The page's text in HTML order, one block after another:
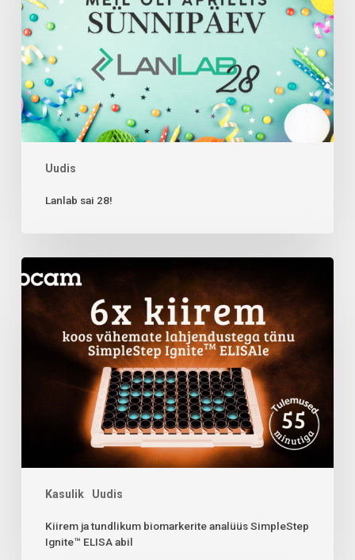
Uudis
Lanlab sai 28!
Kasulik Uudis
Kiirem ja tundlikum biomarkerite analüüs SimpleStep
Ignite™ ELISA abil